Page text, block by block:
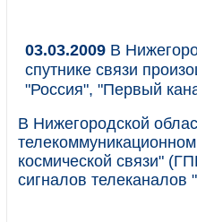
03.03.2009 В
спутнике связи
"Россия", "Первый
В Нижегородской
космической связи"
сигналов